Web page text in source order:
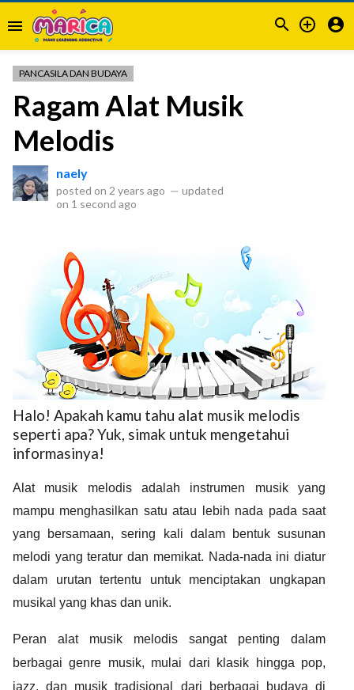
menu   
PANCASILA DAN BUDAYA
Ragam Alat Musik
Melodis
naely
posted on 2 years ago — updated
on 1 second ago
Halo! Apakah kamu tahu alat musik melodis
seperti apa? Yuk, simak untuk mengetahui
informasinya!
Alat musik melodis adalah instrumen musik yang
mampu menghasilkan satu atau lebih nada pada saat
yang bersamaan, sering kali dalam bentuk susunan
melodi yang teratur dan memikat. Nada-nada ini diatur
dalam urutan tertentu untuk menciptakan ungkapan
musikal yang khas dan unik.
Peran alat musik melodis sangat penting dalam
berbagai genre musik, mulai dari klasik hingga pop,
jazz, dan musik tradisional dari berbagai budaya di